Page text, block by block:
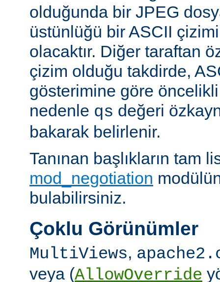
olduğunda bir JPEG
üstünlüğü bir ASCII
olacaktır. Diğer taraftan
çizim olduğu takdirde,
gösterimine göre
nedenle qs değeri
bakarak belirlenir.
Tanınan başlıkların tam
mod_negotiation
bulabilirsiniz.
Çoklu Görünümler
MultiViews,
veya (AllowOverride